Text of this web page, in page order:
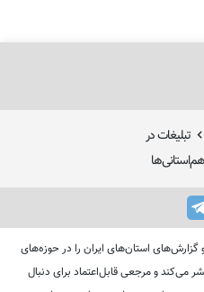
تبلیغات در
هم‌استانی‌ها
تازه‌ترین اخبار و گزارش‌های استان‌های ایران را در حوزه‌های
می‌کند و مرجعی قابل‌اعتماد برای دنبال